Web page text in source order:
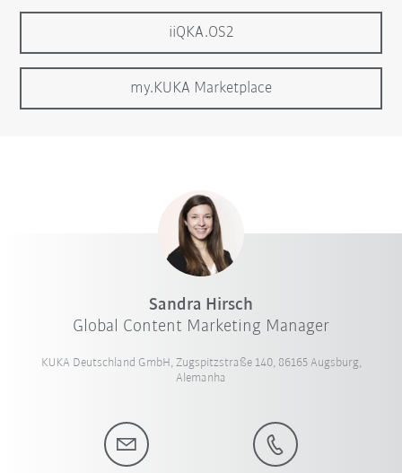
iiQKA.OS2
my.KUKA Marketplace
Sandra Hirsch
Global Content Marketing Manager
KUKA Deutschland GmbH, Zugspitzstraße 140, 86165 Augsburg,
Alemanha